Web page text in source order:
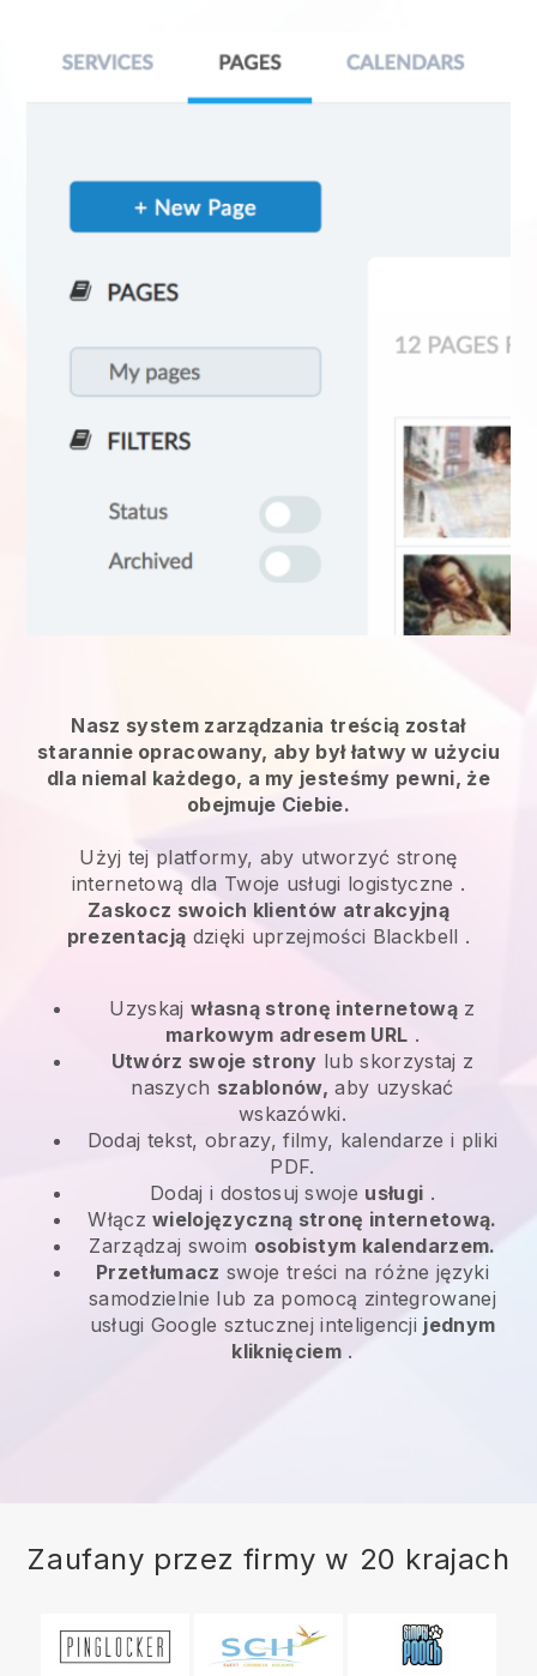
Nasz system zarządzania treścią został
starannie opracowany, aby był łatwy w użyciu
dla niemal każdego, a my jesteśmy pewni, że
obejmuje Ciebie.
Użyj tej platformy, aby utworzyć stronę
internetową dla Twoje usługi logistyczne .
Zaskocz swoich klientów atrakcyjną
prezentacją dzięki uprzejmości Blackbell .
Uzyskaj własną stronę internetowąz
markowym adresem URL .
Utwórz swoje strony lub skorzystaj z
naszych szablonów, aby uzyskać
wskazówki.
Dodaj tekst, obrazy, filmy, kalendarze i pliki
PDF.
Dodaj i dostosuj swoje usługi .
Włączwielojęzyczną stronę internetową.
Zarządzaj swoim osobistym kalendarzem.
Przetłumacz swoje treści na różne języki
samodzielnie lub za pomocą zintegrowanej
usługi Google sztucznej inteligencji jednym
kliknięciem.
Zaufany przez firmy w 20 krajach